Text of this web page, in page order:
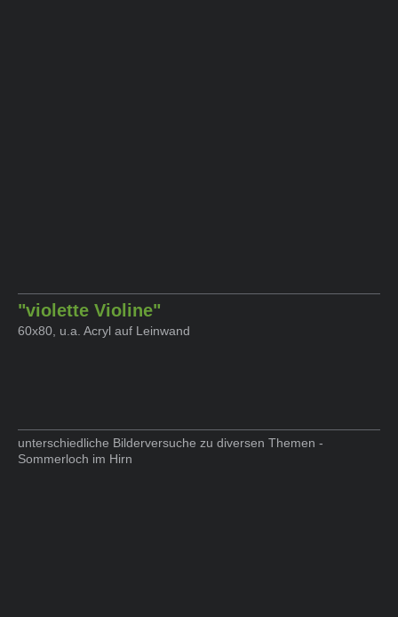
"violette Violine"
60x80, u.a. Acryl auf Leinwand
unterschiedliche Bilderversuche zu diversen Themen -
Sommerloch im Hirn